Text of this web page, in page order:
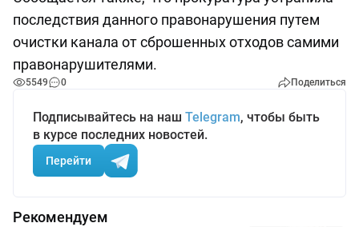
последствия данного правонарушения путем
очистки канала от сброшенных отходов самими
правонарушителями.
5549 0 Поделиться
Подписывайтесь на наш Telegram, чтобы быть
в курсе последних новостей.
Перейти
Рекомендуем